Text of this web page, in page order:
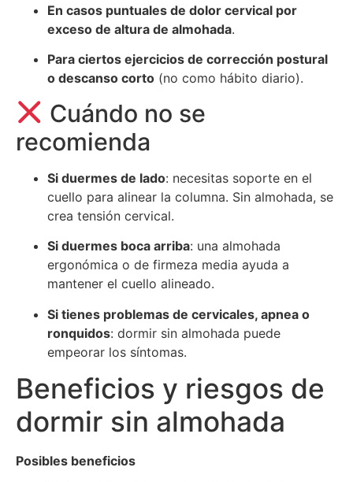
En casos puntuales de dolor cervical por
exceso de altura de almohada.
Para ciertos ejercicios de corrección postural
o descanso corto (no como hábito diario).
Cuándo no se
recomienda
Si duermes de lado: necesitas soporte en el
cuello para alinear la columna. Sin almohada, se
crea tensión cervical.
Si duermes boca arriba: una almohada
ergonómica o de firmeza media ayuda a
mantener el cuello alineado.
Si tienes problemas de cervicales, apnea o
ronquidos: dormir sin almohada puede
empeorar los síntomas.
Beneficios y riesgos de
dormir sin almohada
Posibles beneficios